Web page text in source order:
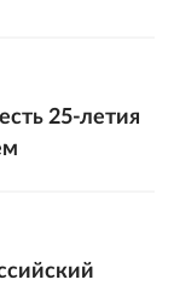
25-летия